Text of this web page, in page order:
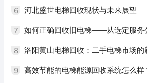
6 河北盛世电梯回收现状与未来展望
7 如何正确回收旧电梯——从选定服务
8 洛阳黄山电梯回收：二手电梯市场的
9 高效节能的电梯能源回收系统怎么样